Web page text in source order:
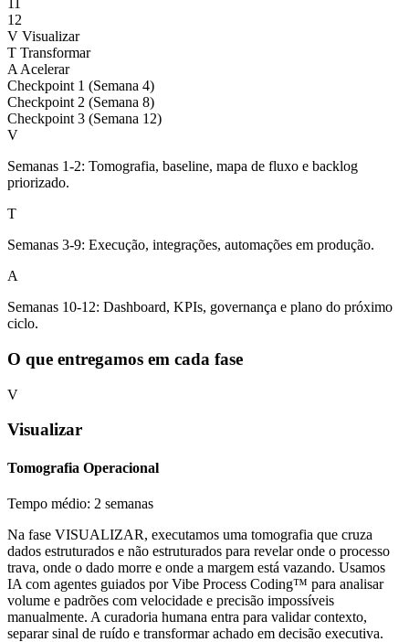
12
V Visualizar
T Transformar
A Acelerar
Checkpoint 1 (Semana 4)
Checkpoint 2 (Semana 8)
Checkpoint 3 (Semana 12)
V
Semanas 1-2: Tomografia, baseline, mapa de fluxo e backlog
priorizado.
T
Semanas 3-9: Execução, integrações, automações em produção.
A
Semanas 10-12: Dashboard, KPIs, governança e plano do próximo
ciclo.
O que entregamos em cada fase
V
Visualizar
Tomografia Operacional
Tempo médio: 2 semanas
Na fase VISUALIZAR, executamos uma tomografia que cruza
dados estruturados e não estruturados para revelar onde o processo
trava, onde o dado morre e onde a margem está vazando. Usamos
IA com agentes guiados por Vibe Process Coding™ para analisar
volume e padrões com velocidade e precisão impossíveis
manualmente. A curadoria humana entra para validar contexto,
separar sinal de ruído e transformar achado em decisão executiva.